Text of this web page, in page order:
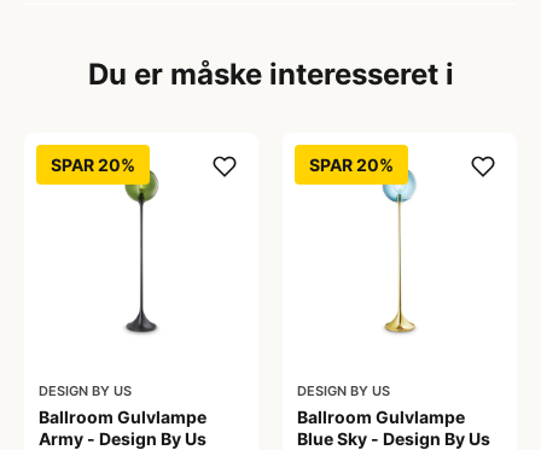
Du er måske interesseret i
SPAR 20%
DESIGN BY US
Ballroom Gulvlampe
Army - Design By Us
SPAR 20%
DESIGN BY US
Ballroom Gulvlampe
Blue Sky - Design By Us